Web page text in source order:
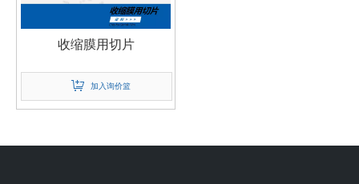
收缩膜用切片
加入询价篮